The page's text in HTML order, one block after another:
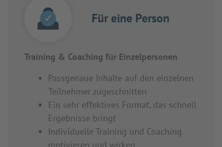
✓ Für eine Person
Training & Coaching für Einzelpersonen
Passgenaue Inhalte auf den einzelnen
Teilnehmer zugeschnitten
Ein sehr effektives Format, das schnell
Ergebnisse bringt
Individuelle Training und Coaching